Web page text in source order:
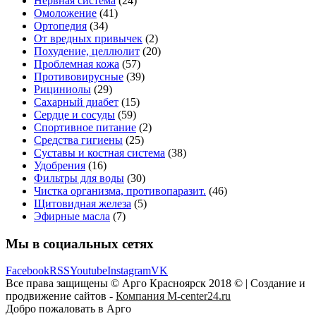
Омоложение (41)
Ортопедия (34)
От вредных привычек (2)
Похудение, целлюлит (20)
Проблемная кожа (57)
Противовирусные (39)
Рициниолы (29)
Сахарный диабет (15)
Сердце и сосуды (59)
Спортивное питание (2)
Средства гигиены (25)
Суставы и костная система (38)
Удобрения (16)
Фильтры для воды (30)
Чистка организма, противопаразит. (46)
Щитовидная железа (5)
Эфирные масла (7)
Мы в социальных сетях
FacebookRSSYoutubeInstagramVK
Все права защищены © Арго Красноярск 2018 © | Создание и
продвижение сайтов - Компания M-center24.ru
Добро пожаловать в Арго